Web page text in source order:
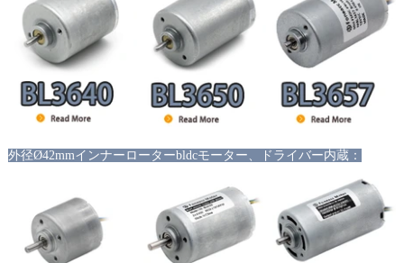
外径Ø42mmインナーローターbldcモーター、ドライバー内蔵：